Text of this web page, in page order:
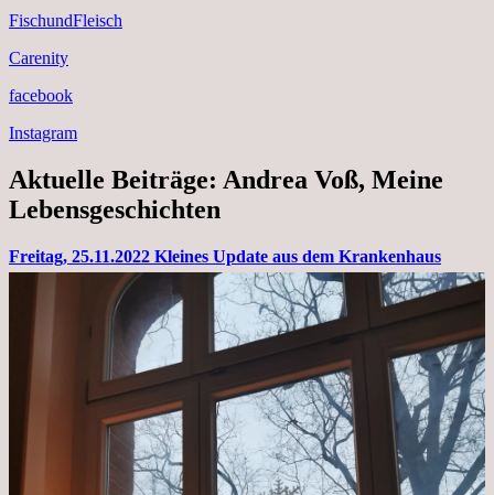
FischundFleisch
Carenity
facebook
Instagram
Aktuelle Beiträge: Andrea Voß, Meine
Lebensgeschichten
Freitag, 25.11.2022 Kleines Update aus dem Krankenhaus